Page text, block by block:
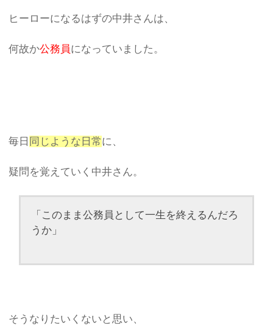
ヒーローになるはずの中井さんは、
何故か公務員になっていました。
毎日 同じような日常に、
疑問を覚えていく中井さん。
「このまま公務員として一生を終えるんだろ
うか」
そうなりたいくないと思い、